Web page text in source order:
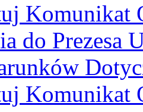
Komunikat
do Prezesa
Komunikat